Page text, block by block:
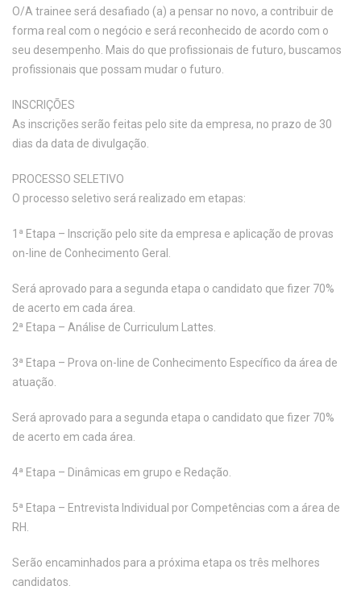
O/A trainee será desafiado (a) a pensar no novo, a contribuir de
forma real com o negócio e será reconhecido de acordo com o
seu desempenho. Mais do que profissionais de futuro, buscamos
profissionais que possam mudar o futuro.
INSCRIÇÕES
As inscrições serão feitas pelo site da empresa, no prazo de 30
dias da data de divulgação.
PROCESSO SELETIVO
O processo seletivo será realizado em etapas:
1ª Etapa – Inscrição pelo site da empresa e aplicação de provas
on-line de Conhecimento Geral.
Será aprovado para a segunda etapa o candidato que fizer 70%
de acerto em cada área.
2ª Etapa – Análise de Curriculum Lattes.
3ª Etapa – Prova on-line de Conhecimento Específico da área de
atuação.
Será aprovado para a segunda etapa o candidato que fizer 70%
de acerto em cada área.
4ª Etapa – Dinâmicas em grupo e Redação.
5ª Etapa – Entrevista Individual por Competências com a área de
RH.
Serão encaminhados para a próxima etapa os três melhores
candidatos.